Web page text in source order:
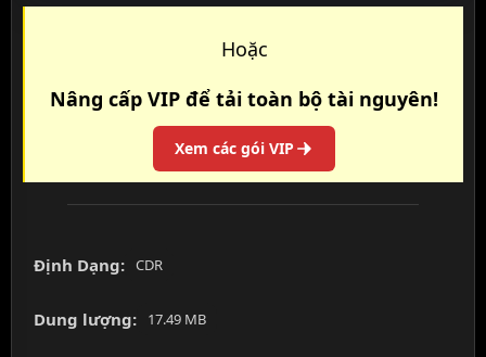
Hoặc
Nâng cấp VIP để tải toàn bộ tài nguyên!
Xem các gói VIP
Định Dạng: CDR
Dung lượng: 17.49 MB